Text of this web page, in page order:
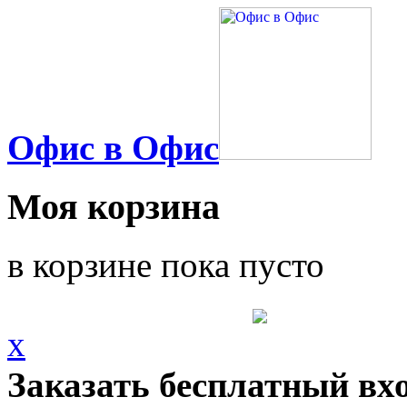
Офис в Офис
Моя корзина
в корзине пока пусто
x
Заказать бесплатный